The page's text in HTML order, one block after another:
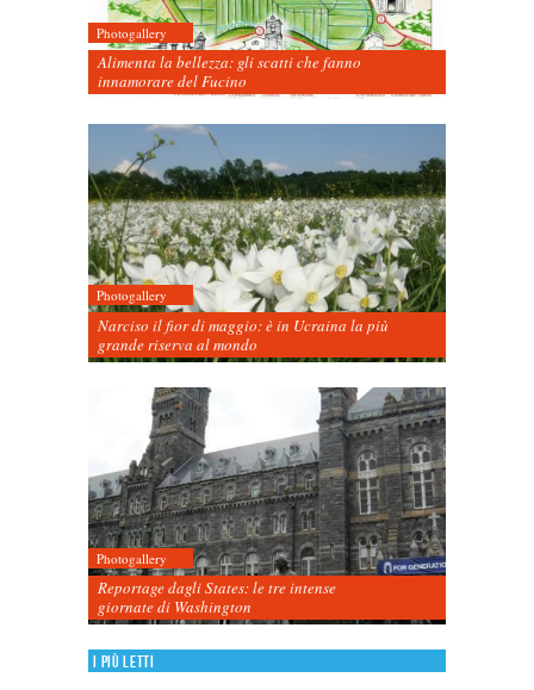
Photogallery
Alimenta la bellezza: gli scatti che fanno
innamorare del Fucino
Photogallery
Narciso il fior di maggio: è in Ucraina la più
grande riserva al mondo
Photogallery
Reportage dagli States: le tre intense
giornate di Washington
I più letti